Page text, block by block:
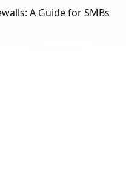
A Guide for SMBs